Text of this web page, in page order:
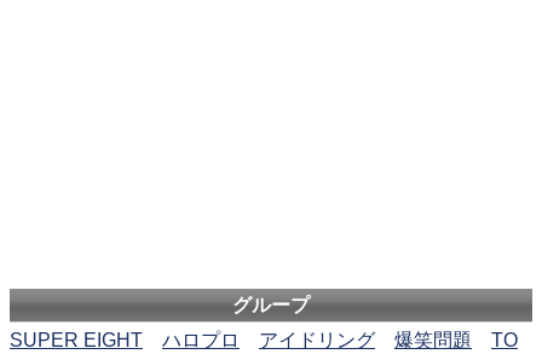
グループ
SUPER EIGHT
ハロプロ アイドリング 爆笑問題
TO